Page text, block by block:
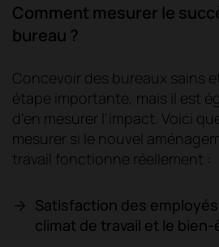
Comment mesurer le
bureau ?
Concevoir des bureaux sains
étape importante, mais il est
d'en mesurer l'impact. Voici
mesurer si le nouvel
travail fonctionne réellement :
Satisfaction des
climat de travail et le bien-